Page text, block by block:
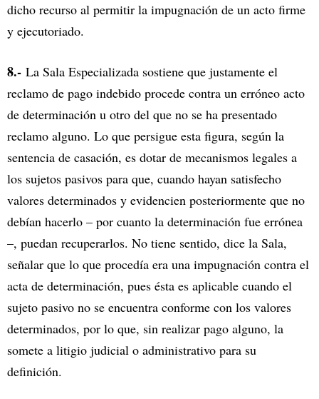
dicho recurso al permitir la impugnación de un acto firme
y ejecutoriado.
8.- La Sala Especializada sostiene que justamente el
reclamo de pago indebido procede contra un erróneo acto
de determinación u otro del que no se ha presentado
reclamo alguno. Lo que persigue esta figura, según la
sentencia de casación, es dotar de mecanismos legales a
los sujetos pasivos para que, cuando hayan satisfecho
valores determinados y evidencien posteriormente que no
debían hacerlo – por cuanto la determinación fue errónea
–, puedan recuperarlos. No tiene sentido, dice la Sala,
señalar que lo que procedía era una impugnación contra el
acta de determinación, pues ésta es aplicable cuando el
sujeto pasivo no se encuentra conforme con los valores
determinados, por lo que, sin realizar pago alguno, la
somete a litigio judicial o administrativo para su
definición.